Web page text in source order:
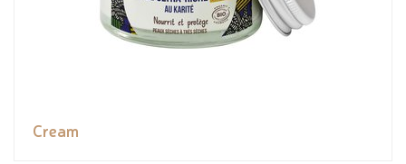
Cream